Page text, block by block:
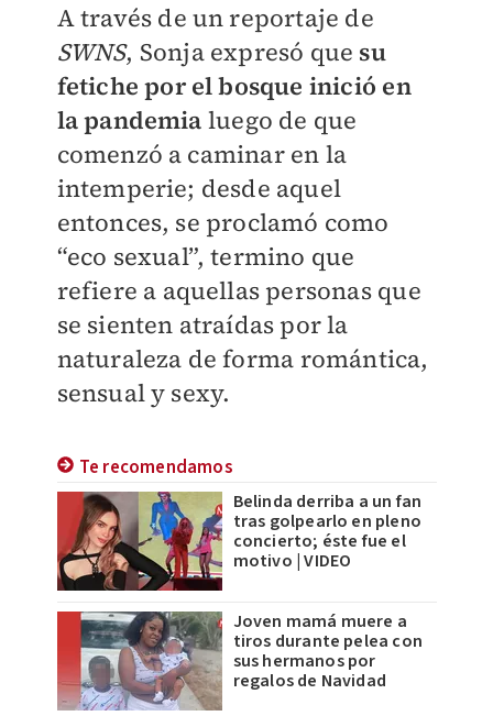
A través de un reportaje de
SWNS, Sonja expresó que su
fetiche por el bosque inició en
la pandemia luego de que
comenzó a caminar en la
intemperie; desde aquel
entonces, se proclamó como
“eco sexual”, termino que
refiere a aquellas personas que
se sienten atraídas por la
naturaleza de forma romántica,
sensual y sexy.
Te recomendamos
Belinda derriba a un fan
tras golpearlo en pleno
concierto; éste fue el
motivo | VIDEO
Joven mamá muere a
tiros durante pelea con
sus hermanos por
regalos de Navidad